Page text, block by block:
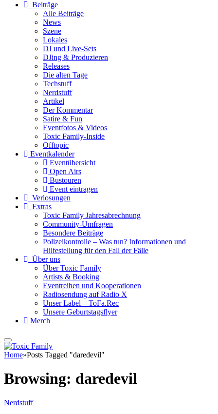
Beiträge
Alle Beiträge
News
Szene
Lokales
DJ und Live-Sets
DJing & Produzieren
Releases
Die alten Tage
Techstuff
Nerdstuff
Artikel
Der Kommentar
Satire & Fun
Eventfotos & Videos
Toxic Family-Inside
Offtopic
Eventkalender
Eventübersicht
Open Airs
Bustouren
Event eintragen
Verlosungen
Extras
Toxic Family Jahresabrechnung
Community-Umfragen
Besondere Beiträge
Polizeikontrolle – Was tun? Informationen und
Hilfestellung für den Fall der Fälle
Über uns
Über Toxic Family
Artists & Booking
Eventreihen und Kooperationen
Radiosendung auf Radio X
Unser Label – ToFa.Rec
Unsere Geburtstagsflyer
Merch
Home»Posts Tagged "daredevil"
Browsing: daredevil
Nerdstuff